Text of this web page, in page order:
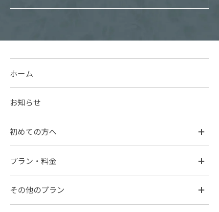
ホーム
お知らせ
初めての方へ
プラン・料金
その他のプラン